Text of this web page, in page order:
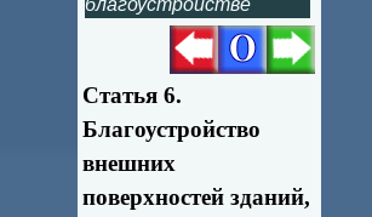
благоустройстве
Статья 6.
Благоустройство
внешних
поверхностей зданий,